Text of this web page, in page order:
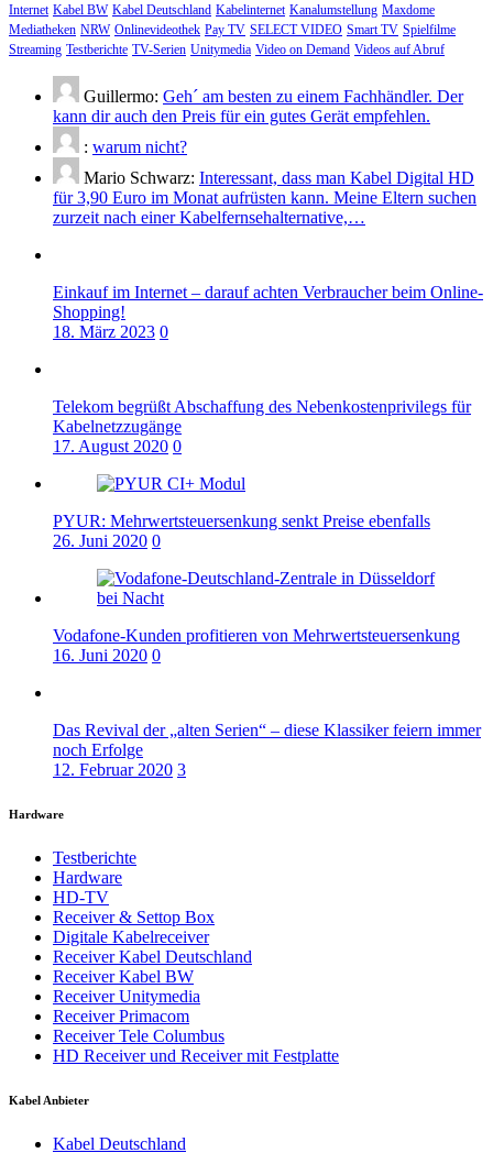
Internet Kabel BW Kabel Deutschland Kabelinternet Kanalumstellung Maxdome
Mediatheken NRW Onlinevideothek Pay TV SELECT VIDEO Smart TV Spielfilme
Streaming Testberichte TV-Serien Unitymedia Video on Demand Videos auf Abruf
Guillermo: Geh´ am besten zu einem Fachhändler. Der
kann dir auch den Preis für ein gutes Gerät empfehlen.
: warum nicht?
Mario Schwarz: Interessant, dass man Kabel Digital HD
für 3,90 Euro im Monat aufrüsten kann. Meine Eltern suchen
zurzeit nach einer Kabelfernsehalternative,…
Einkauf im Internet – darauf achten Verbraucher beim Online-
Shopping!
18. März 2023 0
Telekom begrüßt Abschaffung des Nebenkostenprivilegs für
Kabelnetzzugänge
17. August 2020 0
PYUR: Mehrwertsteuersenkung senkt Preise ebenfalls
26. Juni 2020 0
Vodafone-Kunden profitieren von Mehrwertsteuersenkung
16. Juni 2020 0
Das Revival der „alten Serien“ – diese Klassiker feiern immer
noch Erfolge
12. Februar 2020 3
Hardware
Testberichte
Hardware
HD-TV
Receiver & Settop Box
Digitale Kabelreceiver
Receiver Kabel Deutschland
Receiver Kabel BW
Receiver Unitymedia
Receiver Primacom
Receiver Tele Columbus
HD Receiver und Receiver mit Festplatte
Kabel Anbieter
Kabel Deutschland